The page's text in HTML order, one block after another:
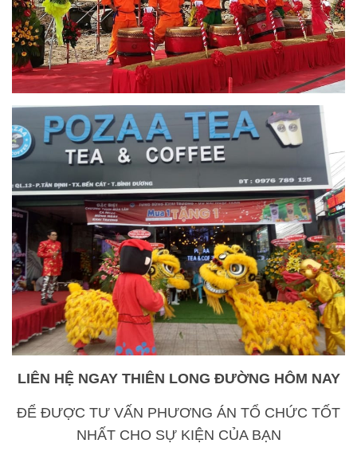
LIÊN HỆ NGAY THIÊN LONG ĐƯỜNG HÔM NAY
ĐỂ ĐƯỢC TƯ VẤN PHƯƠNG ÁN TỔ CHỨC TỐT
NHẤT CHO SỰ KIỆN CỦA BẠN